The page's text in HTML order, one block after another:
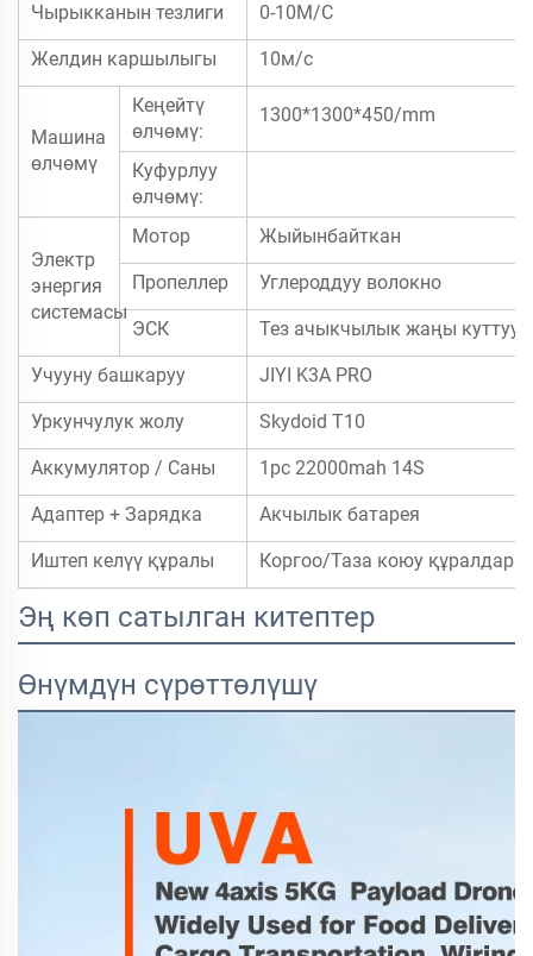
Чырыкканын тезлиги 0-10М/С
Желдин каршылыгы 10м/с
Машина
өлчөмү
Кеңейтү
өлчөмү:
1300*1300*450/mm
Куфурлуу
өлчөмү:
Электр
энергия
системасы
Мотор Жыйынбайткан
Пропеллер Углероддуу волокно
ЭСК Тез ачыкчылык жаңы куттуу
Учууну башкаруу JIYI K3A PRO
Уркунчулук жолу Skydoid T10
Аккумулятор / Саны 1pc 22000mah 14S
Адаптер + Зарядка Акчылык батарея
Иштеп келүү құралы Коргоо/Таза коюу құралдары
Эң көп сатылган китептер
Өнүмдүн сүрөттөлүшү